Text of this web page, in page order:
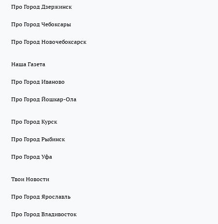
Про Город Дзержинск
Про Город Чебоксары
Про Город Новочебоксарск
Наша Газета
Про Город Иваново
Про Город Йошкар-Ола
Про Город Курск
Про Город Рыбинск
Про Город Уфа
Твои Новости
Про Город Ярославль
Про Город Владивосток